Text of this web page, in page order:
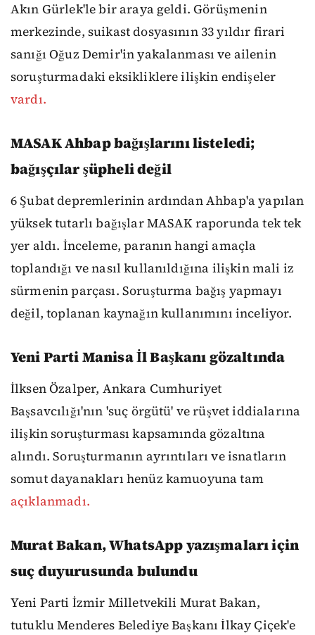
Akın Gürlek'le bir araya geldi. Görüşmenin
merkezinde, suikast dosyasının 33 yıldır firari
sanığı Oğuz Demir'in yakalanması ve ailenin
soruşturmadaki eksikliklere ilişkin endişeler
vardı.
MASAK Ahbap bağışlarını listeledi;
bağışçılar şüpheli değil
6 Şubat depremlerinin ardından Ahbap'a yapılan
yüksek tutarlı bağışlar MASAK raporunda tek tek
yer aldı. İnceleme, paranın hangi amaçla
toplandığı ve nasıl kullanıldığına ilişkin mali iz
sürmenin parçası. Soruşturma bağış yapmayı
değil, toplanan kaynağın kullanımını inceliyor.
Yeni Parti Manisa İl Başkanı gözaltında
İlksen Özalper, Ankara Cumhuriyet
Başsavcılığı'nın 'suç örgütü' ve rüşvet iddialarına
ilişkin soruşturması kapsamında gözaltına
alındı. Soruşturmanın ayrıntıları ve isnatların
somut dayanakları henüz kamuoyuna tam
açıklanmadı.
Murat Bakan, WhatsApp yazışmaları için
suç duyurusunda bulundu
Yeni Parti İzmir Milletvekili Murat Bakan,
tutuklu Menderes Belediye Başkanı İlkay Çiçek'e